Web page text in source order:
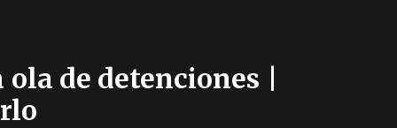
de detenciones |